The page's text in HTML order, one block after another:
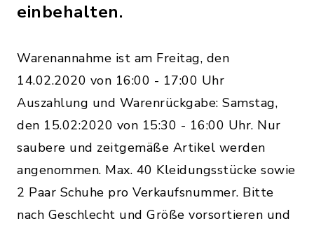
einbehalten.
Warenannahme ist am Freitag, den
14.02.2020 von 16:00 - 17:00 Uhr
Auszahlung und Warenrückgabe: Samstag,
den 15.02:2020 von 15:30 - 16:00 Uhr. Nur
saubere und zeitgemäße Artikel werden
angenommen. Max. 40 Kleidungsstücke sowie
2 Paar Schuhe pro Verkaufsnummer. Bitte
nach Geschlecht und Größe vorsortieren und